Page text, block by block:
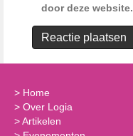
door deze website.
> Home
> Over Logia
>Artikelen